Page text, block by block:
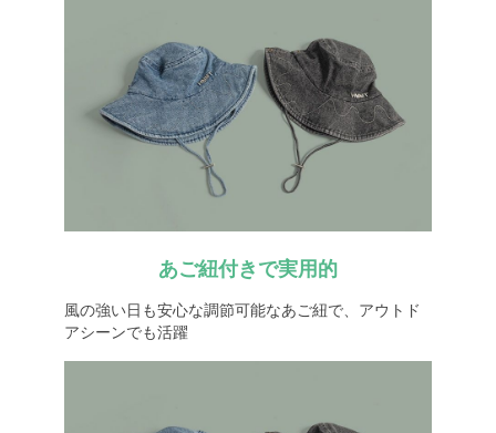
あご紐付きで実用的
風の強い日も安心な調節可能なあご紐で、アウトド
アシーンでも活躍